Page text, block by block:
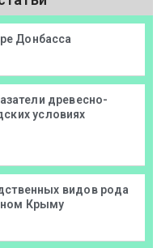
Донбасса
древесно-
условиях
видов рода
Крыму